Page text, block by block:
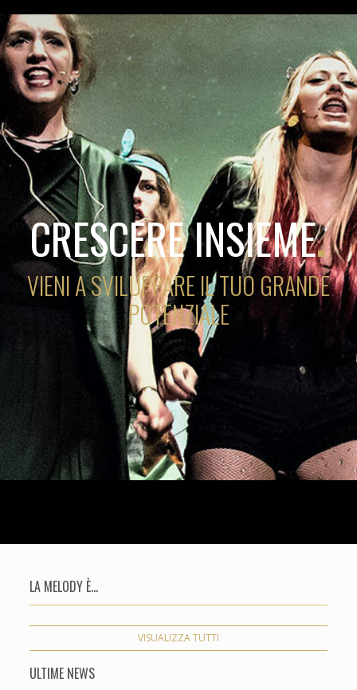
CRESCERE INSIEME.
VIENI A SVILUPPARE IL TUO GRANDE
POTENZIALE
LA MELODY È...
VISUALIZZA TUTTI
ULTIME NEWS